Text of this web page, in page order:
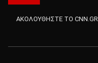
ΑΚΟΛΟΥΘΗΣΤΕ ΤΟ CNN.GR